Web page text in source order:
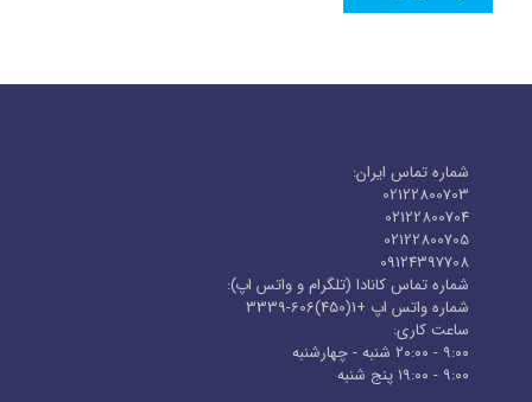
شماره تماس ایران:
02122800703
02122800704
02122800705
09124397708
شماره تماس کانادا (تلگرام و واتس اپ):
شماره واتس اپ +1(450)606-3339
ساعت کاری:
۹:۰۰ - ۲۰:۰۰ شنبه - چهارشنبه
۹:۰۰ - ۱۹:۰۰ پنج شنبه